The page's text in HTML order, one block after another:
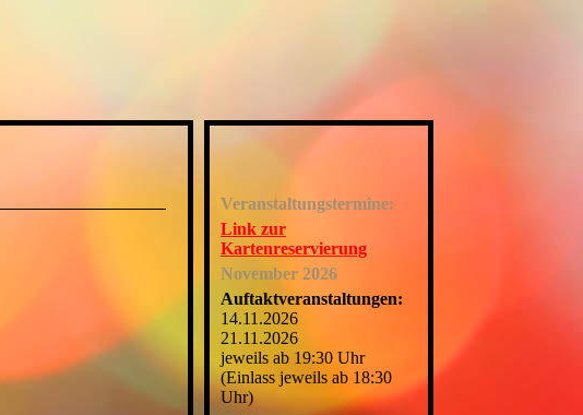
Veranstaltungstermine:
Link zur
Kartenreservierung
November 2026
Auftaktveranstaltungen:
14.11.2026
21.11.2026
jeweils ab 19:30 Uhr
(Einlass jeweils ab 18:30
Uhr)